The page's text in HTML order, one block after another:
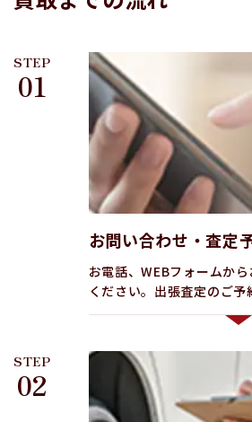
STEP
01
お問い合わせ・査定
お電話、WEBフォームか
ください。出張査定のご予
STEP
02